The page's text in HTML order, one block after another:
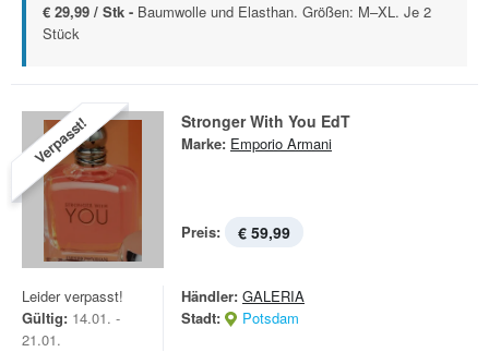
€ 29,99 / Stk - Baumwolle und Elasthan. Größen: M–XL. Je 2
Stück
Verpasst! Stronger With You EdT
Marke: Emporio Armani
Preis: € 59,99
Leider verpasst!
Gültig: 14.01. -
21.01.
Händler: GALERIA
Stadt:
Potsdam